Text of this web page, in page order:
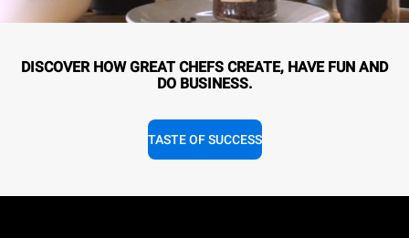
DISCOVER HOW GREAT CHEFS CREATE, HAVE FUN AND
DO BUSINESS.
TASTE OF SUCCESS